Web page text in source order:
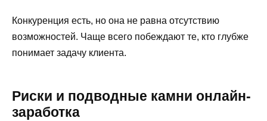
Конкуренция есть, но она не равна отсутствию
возможностей. Чаще всего побеждают те, кто глубже
понимает задачу клиента.
Риски и подводные камни онлайн-
заработка